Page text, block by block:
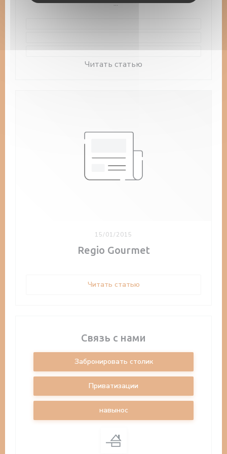
Читать статью
15/01/2015
Regio Gourmet
Читать статью((открывается в новом
Связь с нами
Забронировать столик
Приватизации
навынос